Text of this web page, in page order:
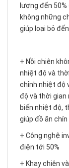
lượng đến
không những
giúp loại bỏ
+ Nồi chiên
nhiệt độ và
chỉnh nhiệt độ
độ và thời gian
biến nhiệt độ,
giúp đồ ăn chín
+ Công nghệ
điện tới 50%
+ Khay chiên